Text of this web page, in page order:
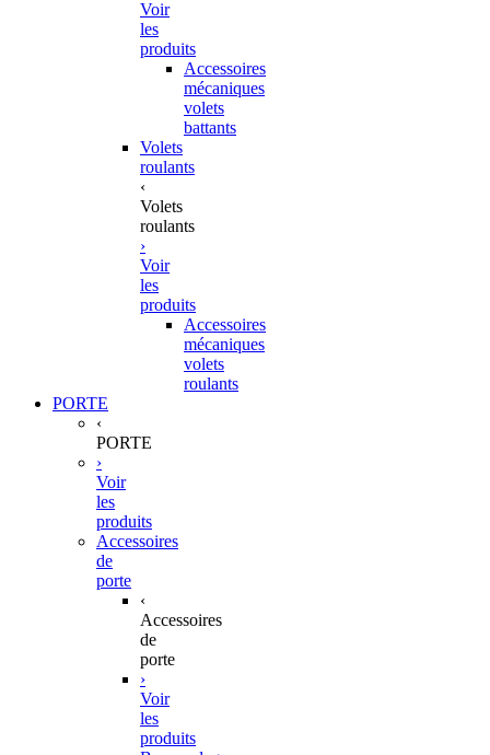
Voir
les
produits
Accessoires
mécaniques
volets
battants
Volets
roulants
‹
Volets
roulants
›
Voir
les
produits
Accessoires
mécaniques
volets
roulants
PORTE
‹
PORTE
›
Voir
les
produits
Accessoires
de
porte
‹
Accessoires
de
porte
›
Voir
les
produits